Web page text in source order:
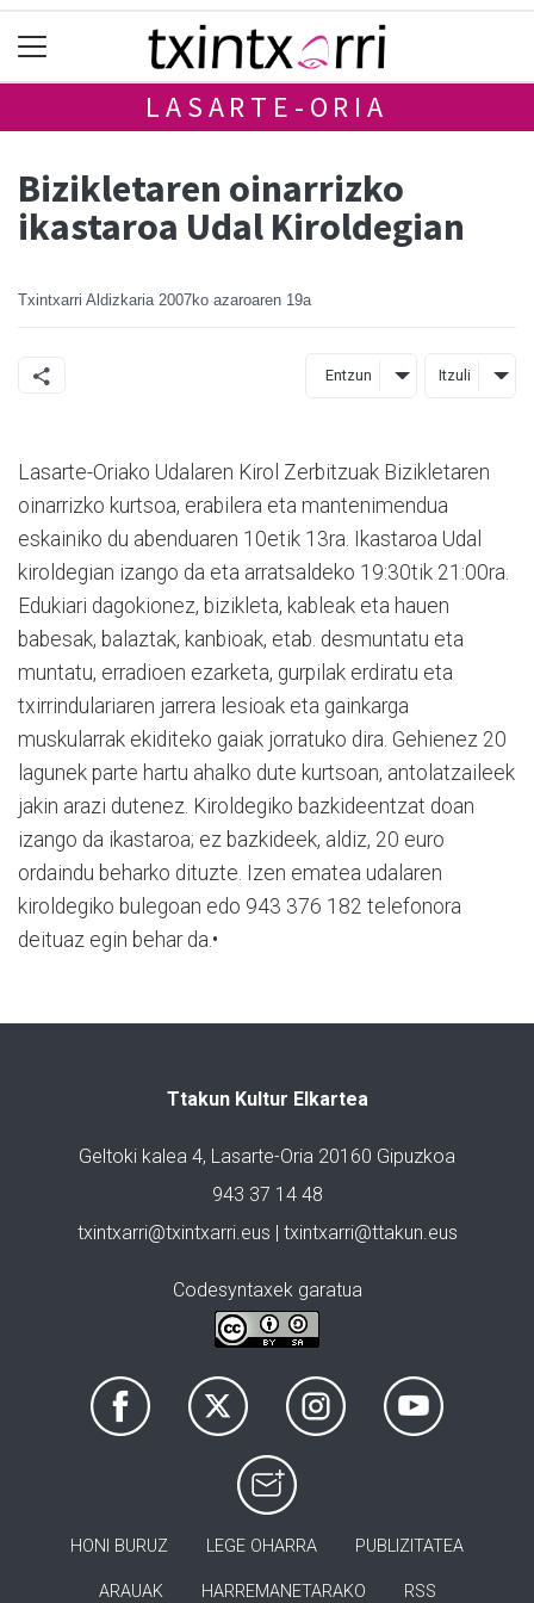
LASARTE-ORIA
Bizikletaren oinarrizko
ikastaroa Udal Kiroldegian
Txintxarri Aldizkaria 2007ko azaroaren 19a
Entzun Itzuli
Lasarte-Oriako Udalaren Kirol Zerbitzuak Bizikletaren
oinarrizko kurtsoa, erabilera eta mantenimendua
eskainiko du abenduaren 10etik 13ra. Ikastaroa Udal
kiroldegian izango da eta arratsaldeko 19:30tik 21:00ra.
Edukiari dagokionez, bizikleta, kableak eta hauen
babesak, balaztak, kanbioak, etab. desmuntatu eta
muntatu, erradioen ezarketa, gurpilak erdiratu eta
txirrindulariaren jarrera lesioak eta gainkarga
muskularrak ekiditeko gaiak jorratuko dira. Gehienez 20
lagunek parte hartu ahalko dute kurtsoan, antolatzaileek
jakin arazi dutenez. Kiroldegiko bazkideentzat doan
izango da ikastaroa; ez bazkideek, aldiz, 20 euro
ordaindu beharko dituzte. Izen ematea udalaren
kiroldegiko bulegoan edo 943 376 182 telefonora
deituaz egin behar da.•
Ttakun Kultur Elkartea
Geltoki kalea 4, Lasarte-Oria 20160 Gipuzkoa
943 37 14 48
txintxarri@txintxarri.eus | txintxarri@ttakun.eus
Codesyntaxek garatua
HONI BURUZ LEGE OHARRA PUBLIZITATEA
ARAUAK HARREMANETARAKO RSS